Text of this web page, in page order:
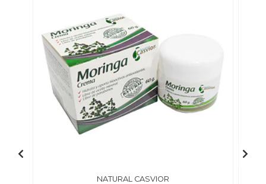
NATURAL CASVIOR